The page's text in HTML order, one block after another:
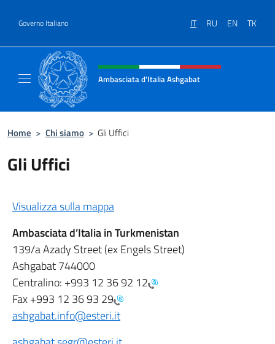
Governo Italiano IT RU EN TK
Intestazione sito, social e menù
Ambasciata d'Italia Ashgabat
Home > Chi siamo > Gli Uffici
Gli Uffici
Visualizza sulla mappa
Ambasciata d’Italia in Turkmenistan
139/a Azady Street (ex Engels Street)
Ashgabat 744000
Centralino: +993 12 36 92 12
Fax+993 12 36 93 29
ashgabat.info@esteri.it